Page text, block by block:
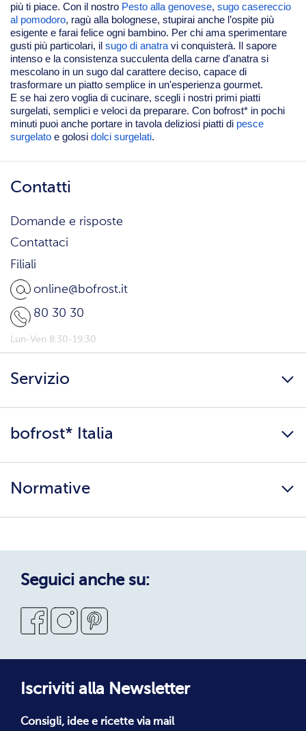
più ti piace. Con il nostro Pesto alla genovese, sugo casereccio
al pomodoro, ragù alla bolognese, stupirai anche l’ospite più
esigente e farai felice ogni bambino. Per chi ama sperimentare
gusti più particolari, il sugo di anatra vi conquisterà. Il sapore
intenso e la consistenza succulenta della carne d'anatra si
mescolano in un sugo dal carattere deciso, capace di
trasformare un piatto semplice in un'esperienza gourmet.
E se hai zero voglia di cucinare, scegli i nostri primi piatti
surgelati, semplici e veloci da preparare. Con bofrost* in pochi
minuti puoi anche portare in tavola deliziosi piatti di pesce
surgelato e golosi dolci surgelati.
Contatti
Domande e risposte
Contattaci
Filiali
online@bofrost.it
80 30 30
Lun-Ven 8:30-19:30
Servizio
Presenta un amico
bofrost* Italia
Surgelati di qualità
Normative
Condizioni Generali di Vendita
Codice Etico
Segnalazioni Whistleblowing
Seguici anche su:
Iscriviti alla Newsletter
Consigli, idee e ricette via mail